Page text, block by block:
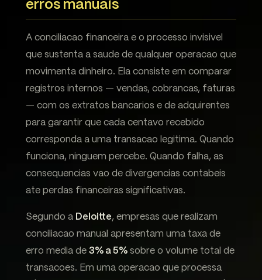
erros manuais
A conciliacao financeira e o processo invisivel
que sustenta a saude de qualquer operacao que
movimenta dinheiro. Ela consiste em comparar
registros internos — vendas, cobrancas, faturas
— com os extratos bancarios e de adquirentes
para garantir que cada centavo recebido
corresponda a uma transacao legitima. Quando
funciona, ninguem percebe. Quando falha, as
consequencias vao de divergencias contabeis
ate perdas financeiras significativas.
Segundo a Deloitte, empresas que realizam
conciliacao manual apresentam uma taxa de
erro media de 3% a 5% sobre o volume total de
transacoes. Em uma operacao que processa